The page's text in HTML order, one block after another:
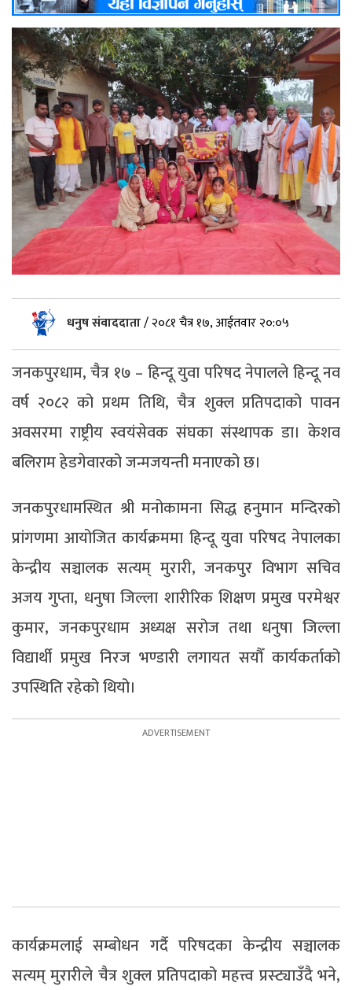
धनुष संवाददाता/२०८१ चैत्र १७, आईतवार २०:०५
जनकपुरधाम, चैत्र १७ – हिन्दू युवा परिषद नेपालले हिन्दू नव
वर्ष २०८२ को प्रथम तिथि, चैत्र शुक्ल प्रतिपदाको पावन
अवसरमा राष्ट्रीय स्वयंसेवक संघका संस्थापक डा। केशव
बलिराम हेडगेवारको जन्मजयन्ती मनाएको छ।
जनकपुरधामस्थित श्री मनोकामना सिद्ध हनुमान मन्दिरको
प्रांगणमा आयोजित कार्यक्रममा हिन्दू युवा परिषद नेपालका
केन्द्रीय सञ्चालक सत्यम् मुरारी, जनकपुर विभाग सचिव
अजय गुप्ता, धनुषा जिल्ला शारीरिक शिक्षण प्रमुख परमेश्वर
कुमार, जनकपुरधाम अध्यक्ष सरोज तथा धनुषा जिल्ला
विद्यार्थी प्रमुख निरज भण्डारी लगायत सयौँ कार्यकर्ताको
उपस्थिति रहेको थियो।
कार्यक्रमलाई सम्बोधन गर्दै परिषदका केन्द्रीय सञ्चालक
सत्यम् मुरारीले चैत्र शुक्ल प्रतिपदाको महत्त्व प्रस्ट्याउँदै भने,